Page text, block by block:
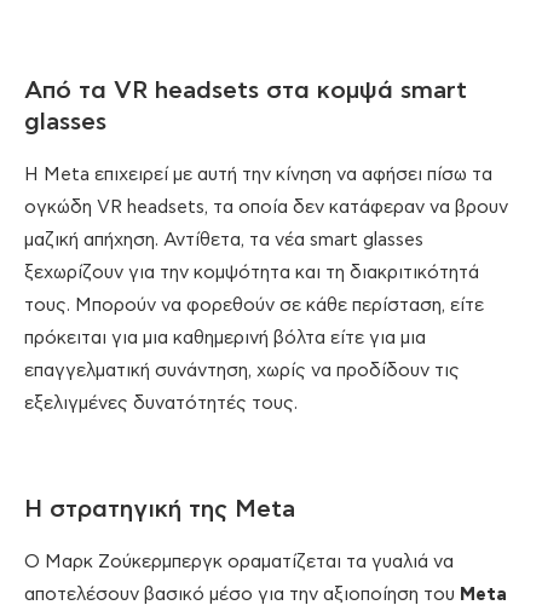
Από τα VR headsets στα κομψά smart
glasses
Η Meta επιχειρεί με αυτή την κίνηση να αφήσει πίσω τα
ογκώδη VR headsets, τα οποία δεν κατάφεραν να βρουν
μαζική απήχηση. Αντίθετα, τα νέα smart glasses
ξεχωρίζουν για την κομψότητα και τη διακριτικότητά
τους. Μπορούν να φορεθούν σε κάθε περίσταση, είτε
πρόκειται για μια καθημερινή βόλτα είτε για μια
επαγγελματική συνάντηση, χωρίς να προδίδουν τις
εξελιγμένες δυνατότητές τους.
Η στρατηγική της Meta
Ο Μαρκ Ζούκερμπεργκ οραματίζεται τα γυαλιά να
αποτελέσουν βασικό μέσο για την αξιοποίηση του Meta